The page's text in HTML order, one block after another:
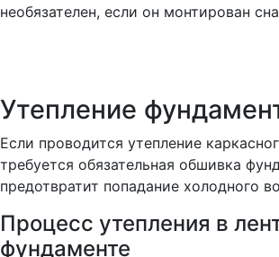
необязателен, если он монтирован
Утепление
Если проводится утепление
требуется обязательная обшивка
предотвратит попадание холодного
Процесс утепления в
фундаменте